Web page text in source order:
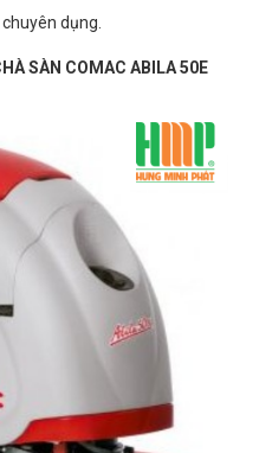
dụng.
SÀN COMAC ABILA 50E